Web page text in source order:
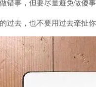
错事，但要尽量避免做傻
过去，也不要用过去牵扯